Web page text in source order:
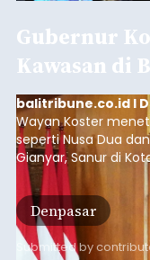
Gubernur
Kawasan di
balitribune.co.id I
Wayan Koster
seperti Nusa Dua
Gianyar, Sanur di
Nusa Penida
emisi.
Denpasar
Submitted by